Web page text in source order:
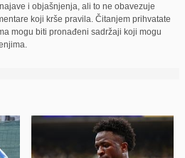
i objašnjenja, ali to ne obavezuje
koji krše pravila. Čitanjem prihvatate
mogu biti pronađeni sadržaji koji mogu